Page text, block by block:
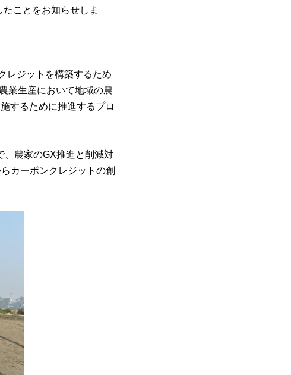
ことをお知らせしま
レジットを構築するため
業生産において地域の農
するために推進するプロ
、農家のGX推進と削減対
カーボンクレジットの創